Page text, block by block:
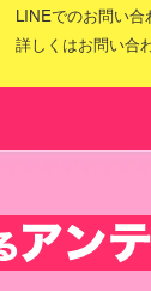
LINEでのお問い合
詳しくはお問い合